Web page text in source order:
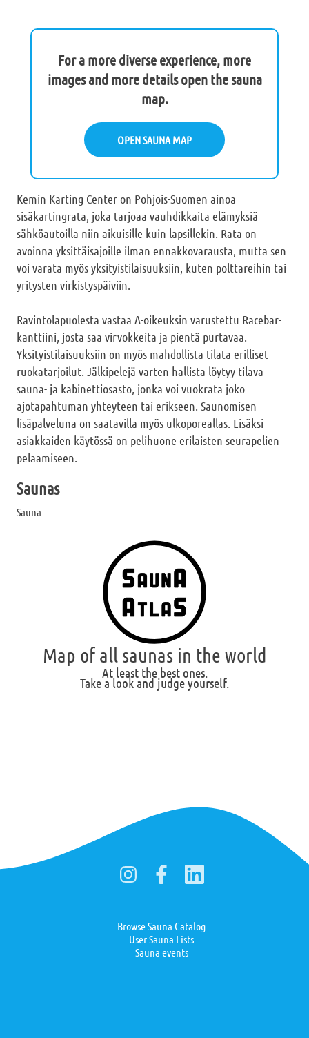
For a more diverse experience, more
images and more details open the sauna
map.
OPEN SAUNA MAP
Kemin Karting Center on Pohjois-Suomen ainoa
sisäkartingrata, joka tarjoaa vauhdikkaita elämyksiä
sähköautoilla niin aikuisille kuin lapsillekin. Rata on
avoinna yksittäisajoille ilman ennakkovarausta, mutta sen
voi varata myös yksityistilaisuuksiin, kuten polttareihin tai
yritysten virkistyspäiviin.
Ravintolapuolesta vastaa A-oikeuksin varustettu Racebar-
kanttiini, josta saa virvokkeita ja pientä purtavaa.
Yksityistilaisuuksiin on myös mahdollista tilata erilliset
ruokatarjoilut. Jälkipelejä varten hallista löytyy tilava
sauna- ja kabinettiosasto, jonka voi vuokrata joko
ajotapahtuman yhteyteen tai erikseen. Saunomisen
lisäpalveluna on saatavilla myös ulkoporeallas. Lisäksi
asiakkaiden käytössä on pelihuone erilaisten seurapelien
pelaamiseen.
Saunas
Sauna
Map of all saunas in the world
At least the best ones.
Take a look and judge yourself.
Browse Sauna Catalog
User Sauna Lists
Sauna events